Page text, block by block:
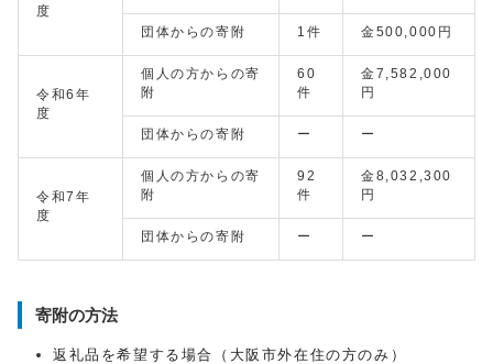
度
団体からの寄附 1件 金500,000円
令和6年
度
個人の方からの寄
附
60
件
金7,582,000
円
団体からの寄附 ー ー
令和7年
度
個人の方からの寄
附
92
件
金8,032,300
円
団体からの寄附 ー ー
寄附の方法
返礼品を希望する場合（大阪市外在住の方のみ）